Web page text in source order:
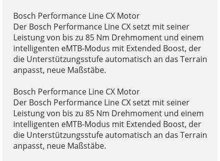
Bosch Performance Line CX Motor
Der Bosch Performance Line CX setzt mit seiner
Leistung von bis zu 85 Nm Drehmoment und einem
intelligenten eMTB-Modus mit Extended Boost, der
die Unterstützungsstufe automatisch an das Terrain
anpasst, neue Maßstäbe.
Bosch Performance Line CX Motor
Der Bosch Performance Line CX setzt mit seiner
Leistung von bis zu 85 Nm Drehmoment und einem
intelligenten eMTB-Modus mit Extended Boost, der
die Unterstützungsstufe automatisch an das Terrain
anpasst, neue Maßstäbe.